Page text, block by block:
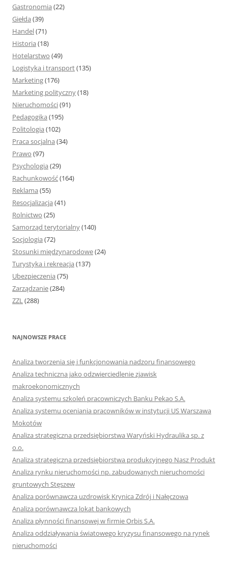
Gastronomia (22)
Giełda (39)
Handel(71)
Historia (18)
Hotelarstwo (49)
Logistyka i transport(135)
Marketing(176)
Marketing polityczny(18)
Nieruchomości(91)
Pedagogika (195)
Politologia (102)
Praca socjalna (34)
Prawo (97)
Psychologia (29)
Rachunkowość(164)
Reklama (55)
Resocjalizacja (41)
Rolnictwo (25)
Samorząd terytorialny(140)
Socjologia (72)
Stosunki międzynarodowe(24)
Turystyka i rekreacja (137)
Ubezpieczenia (75)
Zarządzanie(284)
ZZL(288)
NAJNOWSZE PRACE
Analiza tworzenia się i funkcjonowania nadzoru finansowego
Analiza techniczna jako odzwierciedlenie zjawisk
makroekonomicznych
Analiza systemu szkoleń pracowniczych Banku Pekao S.A.
Analiza systemu oceniania pracowników w instytucji US Warszawa
Mokotów
Analiza strategiczna przedsiębiorstwa Waryński Hydraulika sp. z
o.o.
Analiza strategiczna przedsiębiorstwa produkcyjnego Nasz Produkt
Analiza rynku nieruchomości np. zabudowanych nieruchomości
gruntowych Stęszew
Analiza porównawcza uzdrowisk Krynica Zdrój i Nałęczowa
Analiza porównawcza lokat bankowych
Analiza płynności finansowej w firmie Orbis S.A.
Analiza oddziaływania światowego kryzysu finansowego na rynek
nieruchomości